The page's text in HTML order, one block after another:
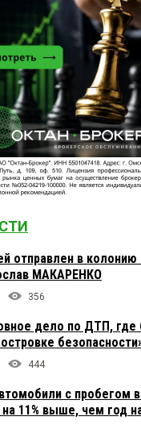
отправлен в колонию
МАКАРЕНКО
356
дело по ДТП,
444
с пробегом
11% выше, чем год